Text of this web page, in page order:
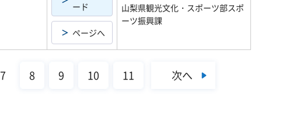
ード
ページへ
山梨県観光文化・スポーツ部スポ
ーツ振興課
7 8 9 10 11
次へ